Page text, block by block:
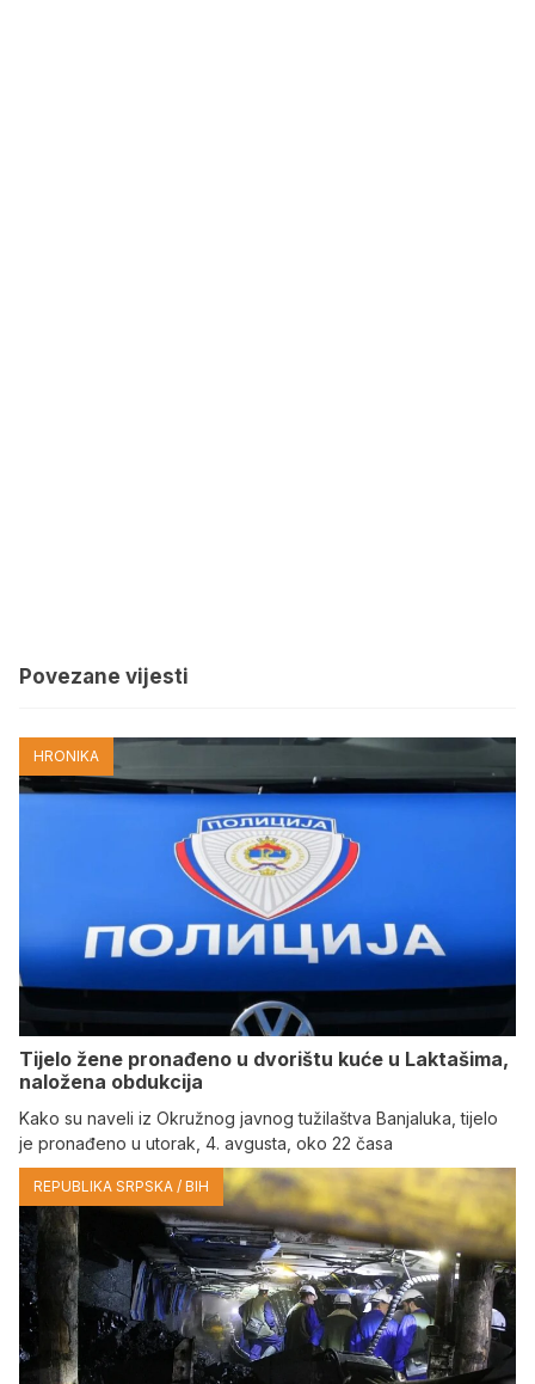
Povezane vijesti
HRONIKA
Tijelo žene pronađeno u dvorištu kuće u Laktašima,
naložena obdukcija
Kako su naveli iz Okružnog javnog tužilaštva Banjaluka, tijelo
je pronađeno u utorak, 4. avgusta, oko 22 časa
REPUBLIKA SRPSKA / BIH